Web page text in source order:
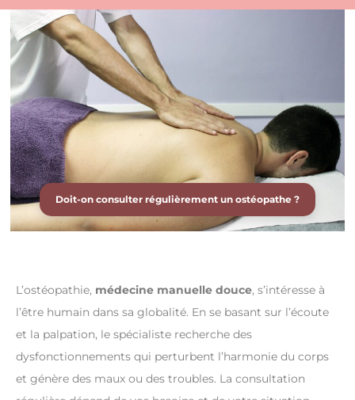
Doit-on consulter régulièrement un ostéopathe ?
L’ostéopathie, médecine manuelle douce, s’intéresse à
l’être humain dans sa globalité. En se basant sur l’écoute
et la palpation, le spécialiste recherche des
dysfonctionnements qui perturbent l’harmonie du corps
et génère des maux ou des troubles. La consultation